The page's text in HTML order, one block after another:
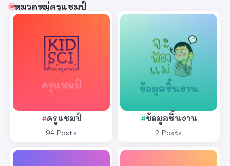
หมวดหมู่ครูแชมป์
ครูแชมป์
94 Posts
ข้อมูลชิ้นงาน
2 Posts